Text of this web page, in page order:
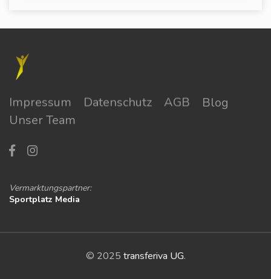
Impressum Datenschutz AGB
Blog
Unser Team
Vermarktungspartner:
Sportplatz Media
© 2025 transferiva UG.